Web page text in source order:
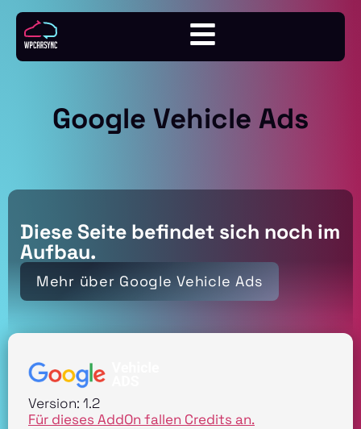
Google Vehicle Ads
Version: 1.2
Für dieses AddOn fallen Credits an.
Diese Seite befindet sich noch im
Aufbau.
Mehr über Google Vehicle Ads